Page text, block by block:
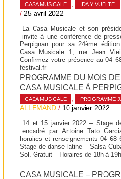
CASA MUSICALE , IDA Y VUELTE
/25 avril 2022
La Casa Musicale et son
invite à une conférence de
Perpignan pour sa 24ème
Casa Musicale 1, rue Jean
Confirmez votre présence au 04
festival.fr
PROGRAMME DU MOIS
CASA MUSICALE À
CASA MUSICALE , PROGRAMME
ALLEMAND / 10 janvier 2022
14 et 15 janvier 2022 – Stage
encadré par Antoine Tato
horaires et renseignements 04
Stage de danse latine – Salsa
Sol. Gratuit – Horaires de 18h à
CASA MUSICALE –